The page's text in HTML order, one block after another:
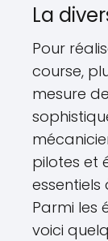
La
Pour
course,
mesure
pilotes et
Parmi les
voici